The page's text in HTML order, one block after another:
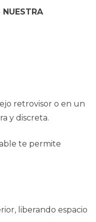
NUESTRA
retrovisor o en un
y discreta.
te permite
liberando espacio